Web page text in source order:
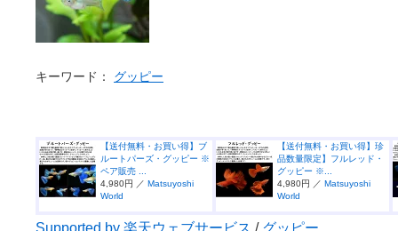
キーワード： グッピー
【送付無料・お買い得】ブ
ルートパーズ・グッピー ※
ペア販売 ...
4,980円 ／ Matsuyoshi
World
【送付無料・お買い得】珍
品数量限定】フルレッド・
グッピー ※...
4,980円 ／ Matsuyoshi
World
Supported by 楽天ウェブサービス / グッピー